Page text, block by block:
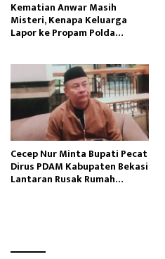
Kematian Anwar Masih
Misteri, Kenapa Keluarga
Lapor ke Propam Polda
Cecep Nur Minta Bupati Pecat
Dirus PDAM Kabupaten Bekasi
Lantaran Rusak Rumah